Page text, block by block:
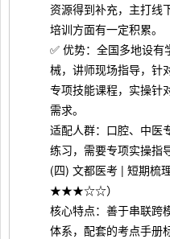
资源得到补充，主打线
培训方面有一定积累。
✅ 优势：全国多地设
械，讲师现场指导，针
专项技能课程，实操针
需求。
适配人群：口腔、中医
练习，需要专项实操指
(四) 文都医考 | 短期梳
★★★☆☆）
核心特点：善于串联跨
体系，配套的考点手册